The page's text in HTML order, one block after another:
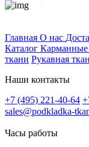
Главная О нас
Каталог Карманные
ткани Рукавная
Наши контакты
+7 (495) 221-40-64
sales@podkladka-
Часы работы